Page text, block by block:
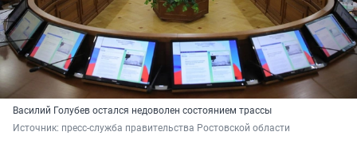
Василий Голубев остался недоволен состоянием трассы
Источник: пресс-служба правительства Ростовской области